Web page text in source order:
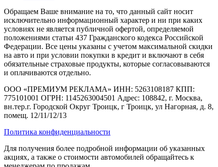
Обращаем Ваше внимание на то, что данный сайт носит
исключительно информационный характер и ни при каких
условиях не является публичной офертой, определяемой
положениями статьи 437 Гражданского кодекса Российской
Федерации. Все цены указаны с учетом максимальной скидки
на авто и при условии покупки в кредит и включают в себя
обязательные страховые продукты, которые согласовываются
и оплачиваются отдельно.
ООО «ПРЕМИУМ РЕКЛАМА» ИНН: 5263108187 КПП:
775101001 ОГРН: 1145263004501 Адрес: 108842, г. Москва,
вн.тер.г. Городской Округ Троицк, г Троицк, ул Нагорная, д. 8,
помещ. 12/11/12/13
Политика конфиденциальности
Для получения более подробной информации об указанных
акциях, а также о стоимости автомобилей обращайтесь к